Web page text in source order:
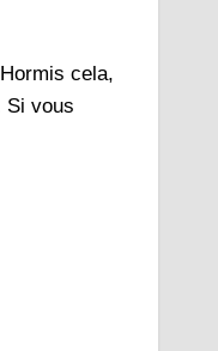
cela,
Si vous